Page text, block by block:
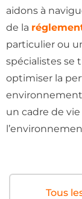
aidons à
de la
particulier ou
spécialistes se
optimiser la
un cadre de
Tous